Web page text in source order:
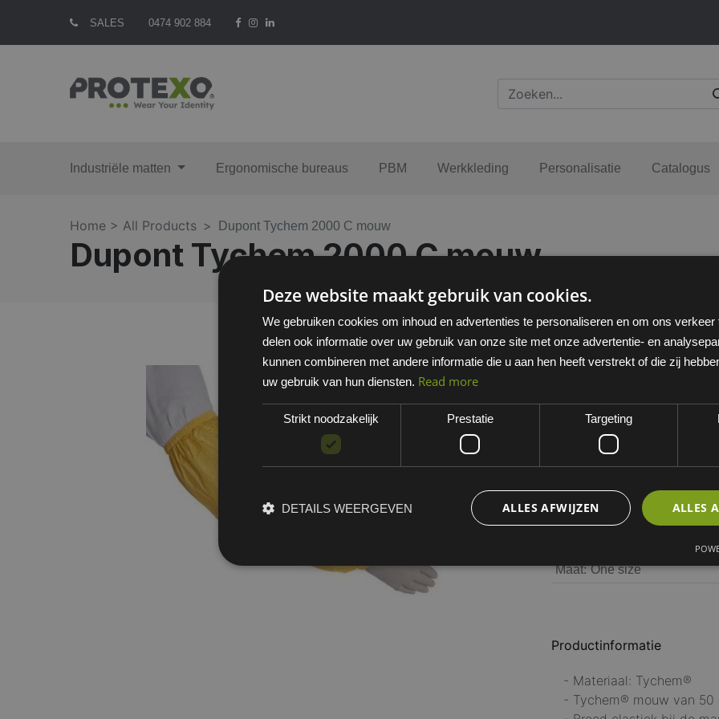
SALES 0474 902 884
Industriële matten Ergonomische bureaus PBM Werkkleding Personalisatie Catalogus
Home > All Products Dupont Tychem 2000 C mouw
Dupont Tychem 2000 C mouw
EAN: 26791000PR
Minimum bestelhoeveelheid:
Dit artikel is niet standaard
Maat:One size
Productinformatie
- Materiaal: Tychem®
- Tychem® mouw van 50
Deze website maakt gebruik van cookies.
We gebruiken cookies om inhoud en advertenties te personaliseren en om ons
delen ook informatie over uw gebruik van onze site met onze advertentie- en
kunnen combineren met andere informatie die u aan hen heeft verstrekt of die zij
uw gebruik van hun diensten. Read more
Strikt noodzakelijk Prestatie Targeting
ALLES
ALLES AFWIJZEN
DETAILS WEERGEVEN